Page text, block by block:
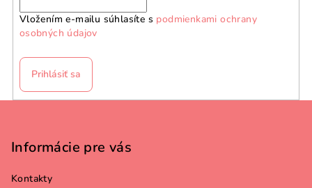
Vložením e-mailu súhlasíte s podmienkami ochrany
osobných údajov
Prihlásiť sa
Informácie pre vás
Kontakty